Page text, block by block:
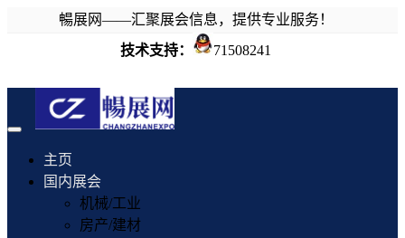
暢展网——汇聚展会信息，提供专业服务！
技术支持：
71508241
Toggle
navigation
主页
国内展会
机械/工业
房产/建材